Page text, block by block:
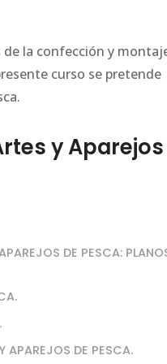
de la confección y
curso se pretende
y Aparejos
DE PESCA:
APAREJOS DE PESCA.